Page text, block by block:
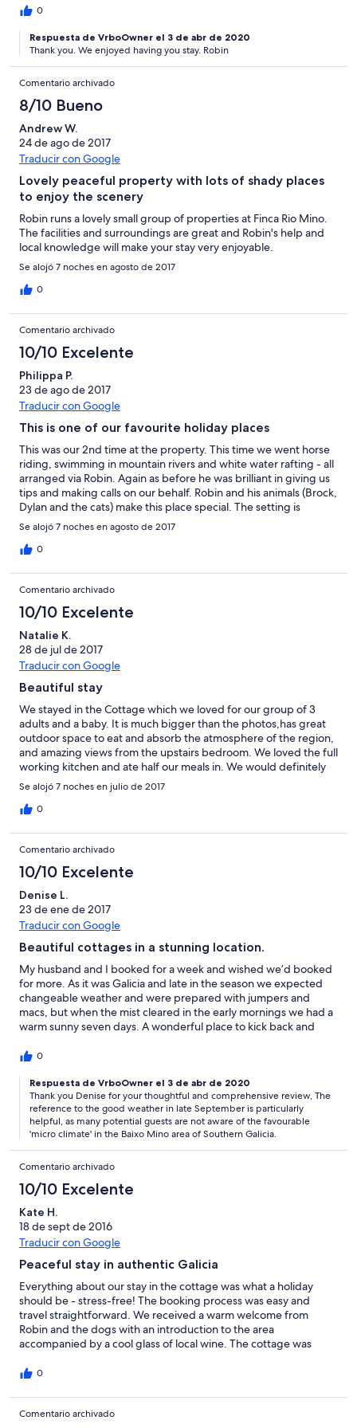
0
Respuesta de VrboOwner el 3 de abr de 2020
Thank you. We enjoyed having you stay. Robin
Comentario archivado
8/10 Bueno
Andrew W.
24 de ago de 2017
Traducir con Google
Lovely peaceful property with lots of shady places
to enjoy the scenery
Robin runs a lovely small group of properties at Finca Rio Mino.
The facilities and surroundings are great and Robin's help and
local knowledge will make your stay very enjoyable.
Se alojó 7 noches en agosto de 2017
0
Comentario archivado
10/10 Excelente
Philippa P.
23 de ago de 2017
Traducir con Google
This is one of our favourite holiday places
This was our 2nd time at the property. This time we went horse
riding, swimming in mountain rivers and white water rafting - all
arranged via Robin. Again as before he was brilliant in giving us
tips and making calls on our behalf. Robin and his animals (Brock,
Dylan and the cats) make this place special. The setting is
Beautiful, the weather was sunny but not too hot compared to
the rest of Spain. Our teenage daughters loved the pool and
crossing back and forth between Spain and Portugal to go body
Se alojó 7 noches en agosto de 2017
0
Comentario archivado
10/10 Excelente
Natalie K.
28 de jul de 2017
Traducir con Google
Beautiful stay
We stayed in the Cottage which we loved for our group of 3
adults and a baby. It is much bigger than the photos,has great
outdoor space to eat and absorb the atmosphere of the region,
and amazing views from the upstairs bedroom. We loved the full
working kitchen and ate half our meals in. We would definitely
return to Finca Rio Minho again and we never repeat holidays.
There are so many places to explore nearby - we barely touched
the surface during our 8 days there. Highly recommend renting
along the river and you can take a bridge to a cute town in
Portugal. To finish it off, Robin and Deb were amazing hosts who
did not hesitate to help with anything we needed - Robin even
introduced us to some of his friends at the village fiesta. Just
book it!
Se alojó 7 noches en julio de 2017
0
Comentario archivado
10/10 Excelente
Denise L.
23 de ene de 2017
Traducir con Google
Beautiful cottages in a stunning location.
My husband and I booked for a week and wished we’d booked
for more. As it was Galicia and late in the season we expected
changeable weather and were prepared with jumpers and
macs, but when the mist cleared in the early mornings we had a
warm sunny seven days. A wonderful place to kick back and
Portugal from the terrace or explore fabulous sea and river
Casitas, which were cosy and well equipped. We like to eat in as
well as sample local cuisine and the kitchen had everything a
master chef needs and Robin was on hand to provide any extras
needed. Robin was a friendly and accommodating host, nothing
was too much trouble and he pointed us at some of the best
local bars & restaurants for fabulous food, great walks and
amazing views - a mine of local information. We were so taken
with the area, he even took us to visit some properties for sale
I’m not a dog or cat lover, but, much to my children’s
amazement, I fell in love with Robin’s dogs Broc, and Dylan and
cats Minnie and Pixie who all made us feel welcome and at
home. Fabulous place. Looking forward to returning.
0
Respuesta de VrboOwner el 3 de abr de 2020
Thank you Denise for your thoughtful and comprehensive review, The
reference to the good weather in late September is particularly
helpful, as many potential guests are not aware of the favourable
'micro climate' in the Baixo Mino area of Southern Galicia.
Comentario archivado
10/10 Excelente
Kate H.
18 de sept de 2016
Traducir con Google
Peaceful stay in authentic Galicia
Everything about our stay in the cottage was what a holiday
should be - stress-free! The booking process was easy and
travel straightforward. We received a warm welcome from
Robin and the dogs with an introduction to the area
accompanied by a cool glass of local wine. The cottage was
we needed and his local knowledge was invaluable as we set
stay. The bikes just turned up without us having to do anything.
We enjoyed a variety of cycle rides including flat riverside cycle
0
Comentario archivado